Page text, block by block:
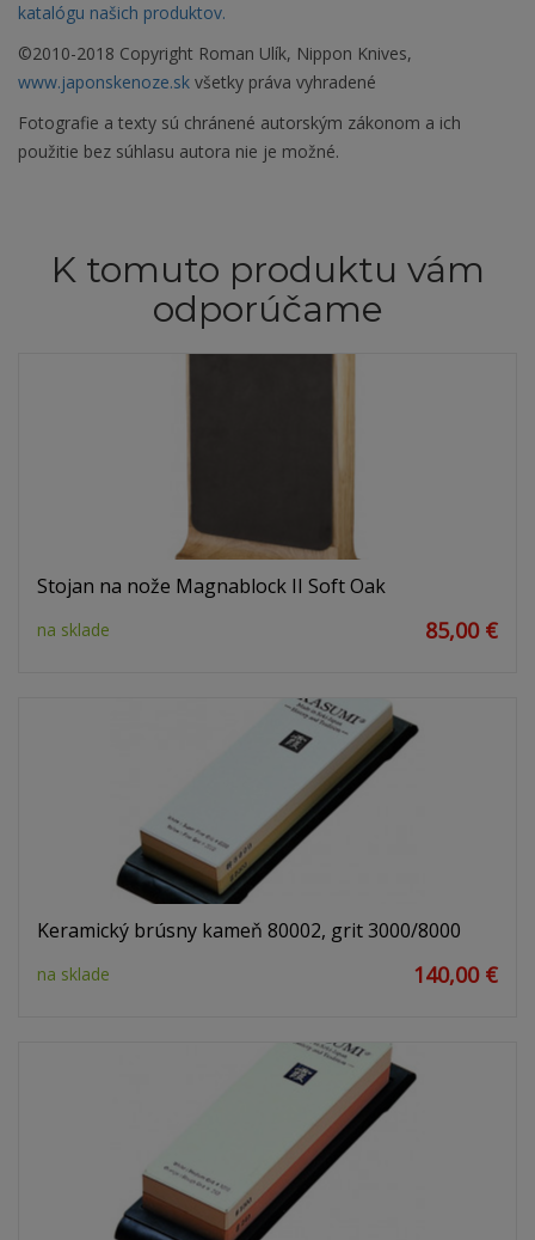
katalógu našich produktov.
©2010-2018 Copyright Roman Ulík, Nippon Knives,
www.japonskenoze.sk všetky práva vyhradené
Fotografie a texty sú chránené autorským zákonom a ich
použitie bez súhlasu autora nie je možné.
K tomuto produktu vám
odporúčame
Stojan na nože Magnablock II Soft Oak
na sklade 85,00 €
Keramický brúsny kameň 80002, grit 3000/8000
na sklade 140,00 €